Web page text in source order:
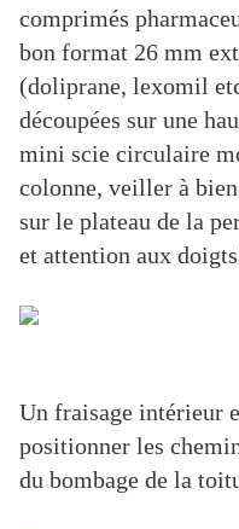
comprimés
bon format 26 mm
(doliprane, lexomil
découpées sur une
mini scie circulaire
colonne, veiller à
sur le plateau de la
et attention aux
Un fraisage intérieur
positionner les
du bombage de la